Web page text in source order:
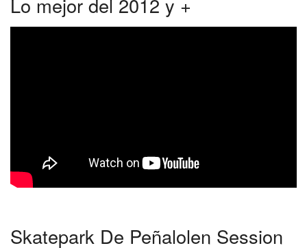
Skatepark De Peñalolen Session